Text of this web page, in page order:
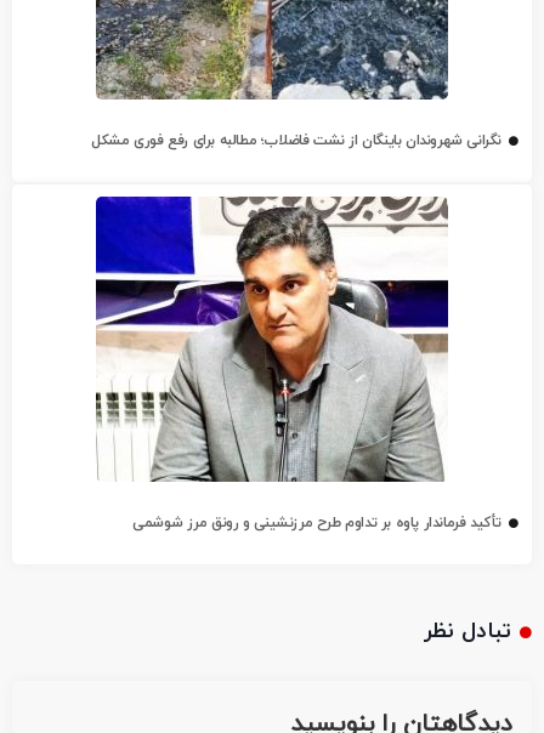
نگرانی شهروندان باینگان از نشت فاضلاب؛ مطالبه برای رفع فوری مشکل
تأکید فرماندار پاوه بر تداوم طرح مرزنشینی و رونق مرز شوشمی
تبادل نظر
دیدگاهتان را بنویسید